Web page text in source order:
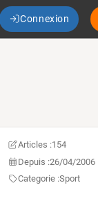
Connexion
Articles :154
Depuis :26/04/2006
Categorie :Sport